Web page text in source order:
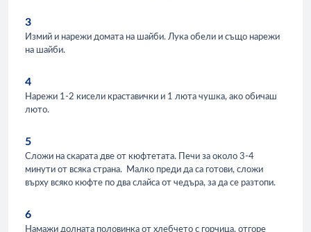
3
Измий и нарежи домата на шайби. Лука обели и също нарежи
на шайби.
4
Нарежи 1-2 кисели краставички и 1 люта чушка, ако обичаш
люто.
5
Сложи на скарата две от кюфтетата. Печи за около 3-4
минути от всяка страна. Малко преди да са готови, сложи
върху всяко кюфте по два слайса от чедъра, за да се разтопи.
6
Намажи долната половинка от хлебчето с горчица, отгоре